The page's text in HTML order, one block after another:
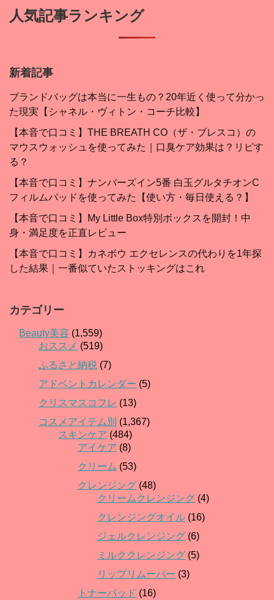
人気記事ランキング
新着記事
ブランドバッグは本当に一生もの？20年近く使って分かっ
た現実【シャネル・ヴィトン・コーチ比較】
【本音で口コミ】THE BREATH CO（ザ・ブレスコ）の
マウスウォッシュを使ってみた｜口臭ケア効果は？リピす
る？
【本音で口コミ】ナンバーズイン5番 白玉グルタチオンC
フィルムパッドを使ってみた【使い方・毎日使える？】
【本音で口コミ】My Little Box特別ボックスを開封！中
身・満足度を正直レビュー
【本音で口コミ】カネボウ エクセレンスの代わりを1年探
した結果｜一番似ていたストッキングはこれ
カテゴリー
Beauty美容 (1,559)
おススメ (519)
ふるさと納税 (7)
アドベントカレンダー (5)
クリスマスコフレ (13)
コスメアイテム別 (1,367)
スキンケア (484)
アイケア (8)
クリーム (53)
クレンジング (48)
クリームクレンジング (4)
クレンジングオイル (16)
ジェルクレンジング (6)
ミルククレンジング (5)
リップリムーバー (3)
トナーパッド (16)